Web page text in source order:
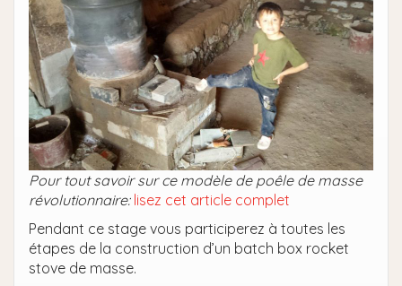
Pour tout savoir sur ce modèle de poêle de masse
révolutionnaire: lisez cet article complet
Pendant ce stage vous participerez à toutes les
étapes de la construction d’un batch box rocket
stove de masse.